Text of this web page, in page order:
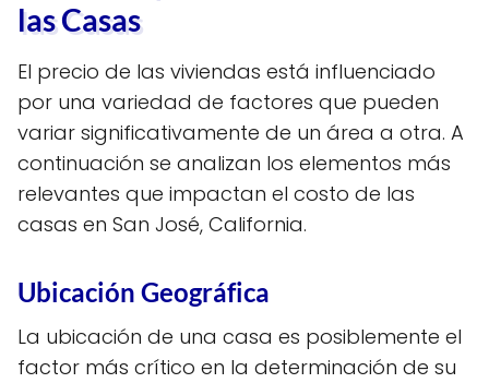
las Casas
El precio de las viviendas está influenciado
por una variedad de factores que pueden
variar significativamente de un área a otra. A
continuación se analizan los elementos más
relevantes que impactan el costo de las
casas en San José, California.
Ubicación Geográfica
La ubicación de una casa es posiblemente el
factor más crítico en la determinación de su